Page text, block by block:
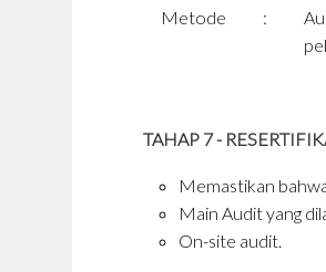
Metode
:
TAHAP 7 -
Memastikan
Main Audit yang
On-site audit.